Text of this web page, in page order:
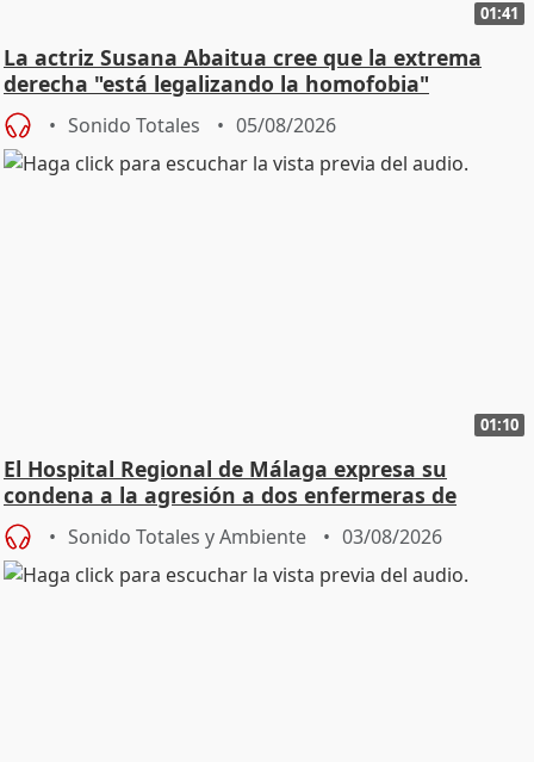
01:41
La actriz Susana Abaitua cree que la extrema
derecha "está legalizando la homofobia"
Sonido Totales 05/08/2026
01:10
El Hospital Regional de Málaga expresa su
condena a la agresión a dos enfermeras de
Urgencias
Sonido Totales y Ambiente 03/08/2026